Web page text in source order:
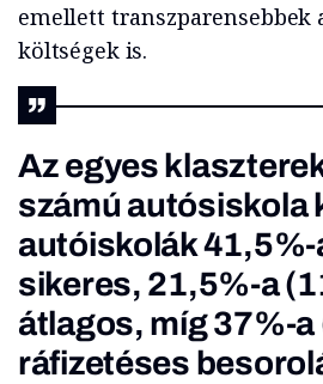
emellett transzparensebbek
költségek is.
Az egyes
számú autósiskola
autóiskolák 41,5%-
sikeres, 21,5%-a
átlagos, míg 37%-a
ráfizetéses